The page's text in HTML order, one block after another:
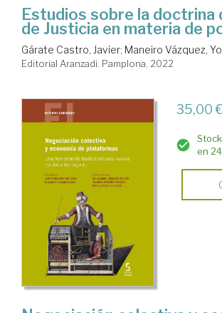
Estudios sobre la doctrina
de Justicia en materia de
Gárate Castro, Javier; Maneiro Vázquez,
Editorial Aranzadi. Pamplona, 2022
35,00 €
en